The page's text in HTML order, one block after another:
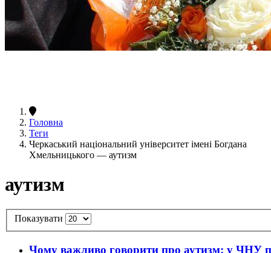
Головна
Теги
Черкаський національний університет імені Богдана
Хмельницького — аутизм
аутизм
Показувати
Чому важливо говорити про аутизм: у ЧНУ